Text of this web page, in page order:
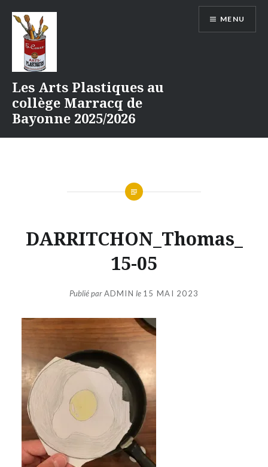
contenu
Les Arts Plastiques au
collège Marracq de
Bayonne 2025/2026
MENU
DARRITCHON_Thomas_
15-05
Publié parADMIN le 15 MAI 2023